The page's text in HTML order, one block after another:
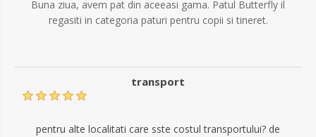
Buna ziua, avem pat din aceeasi gama. Patul Butterfly il
regasiti in categoria paturi pentru copii si tineret.
transport
pentru alte localitati care sste costul transportului? de